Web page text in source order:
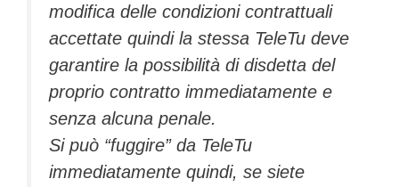
modifica delle condizioni contrattuali
accettate quindi la stessa TeleTu deve
garantire la possibilità di disdetta del
proprio contratto immediatamente e
senza alcuna penale.
Si può “fuggire” da TeleTu
immediatamente quindi, se siete